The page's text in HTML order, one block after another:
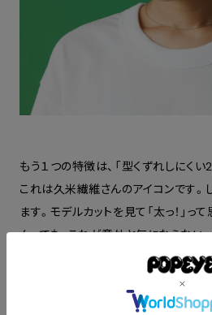
もう１つの特徴は、「型くずれしにくい
これは久米繊維さんのアイコンです。
ます。モデルカットを見て「太っ！」
ん。でも、これが意外と気にならない
しています。洗って着ていくと、新品の
馴染んできて、落ち着く。Tシャツって
チョコになっていってしまうけど、こ